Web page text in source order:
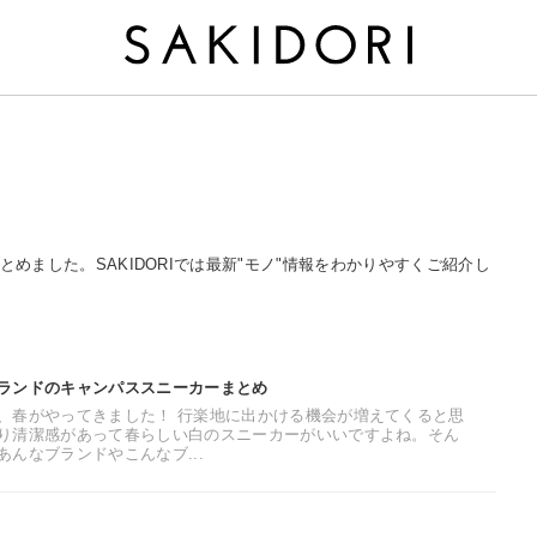
めました。SAKIDORIでは最新"モノ"情報をわかりやすくご紹介し
ンドのキャンパススニーカーまとめ
春がやってきました！ 行楽地に出かける機会が増えてくると思
清潔感があって春らしい白のスニーカーがいいですよね。そん
んなブランドやこんなブ...